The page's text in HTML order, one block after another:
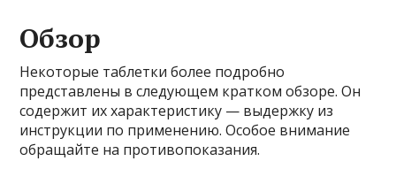
Обзор
Некоторые таблетки более подробно
представлены в следующем кратком обзоре. Он
содержит их характеристику — выдержку из
инструкции по применению. Особое внимание
обращайте на противопоказания.